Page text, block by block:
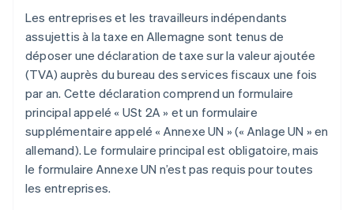
Les entreprises et les travailleurs indépendants
assujettis à la taxe en Allemagne sont tenus de
déposer une déclaration de taxe sur la valeur ajoutée
(TVA) auprès du bureau des services fiscaux une fois
par an. Cette déclaration comprend un formulaire
principal appelé « USt 2A » et un formulaire
supplémentaire appelé « Annexe UN » (« Anlage UN » en
allemand). Le formulaire principal est obligatoire, mais
le formulaire Annexe UN n’est pas requis pour toutes
les entreprises.